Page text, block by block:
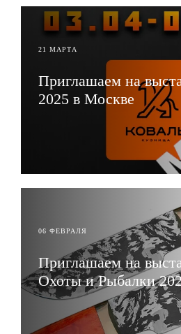
21 МАРТА
Приглашаем на
2025 в Москве
06 ФЕВРАЛЯ
Приглашаем на
Охоты и Рыбалки
ЧИТАТЬ